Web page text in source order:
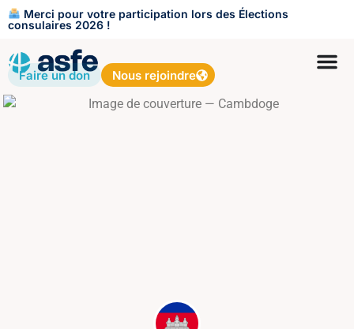
Merci pour votre participation lors des Élections
consulaires 2026 !
Faire un don Nous rejoindre